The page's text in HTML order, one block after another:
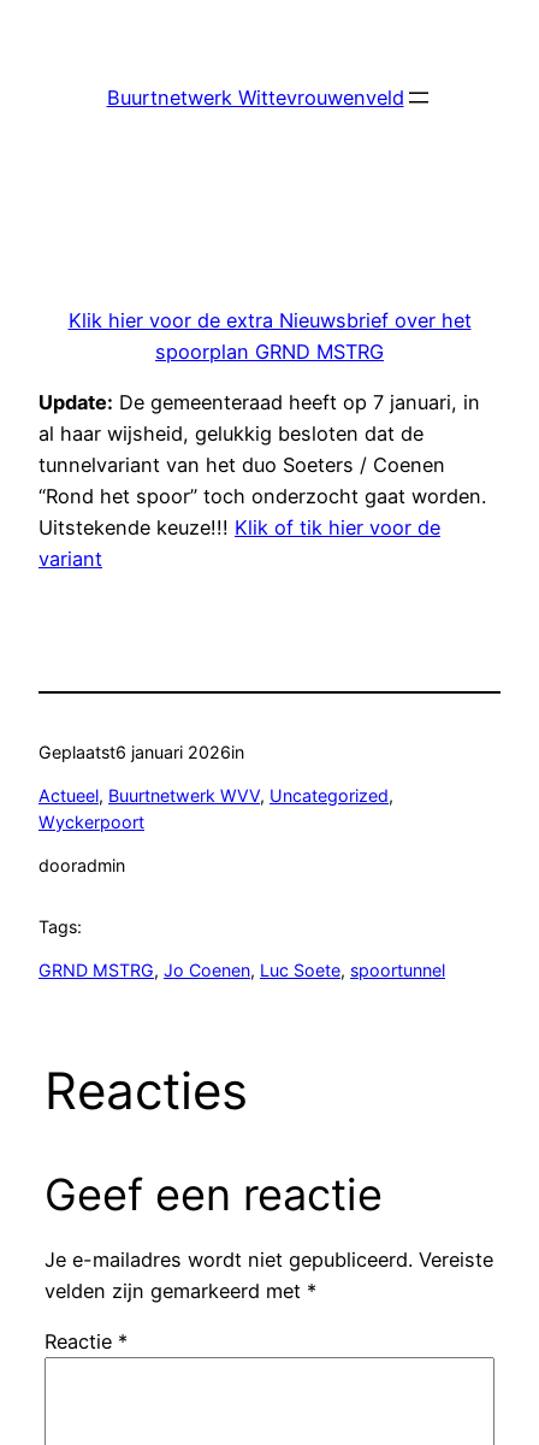
Buurtnetwerk Wittevrouwenveld
Klik hier voor de extra Nieuwsbrief over het
spoorplan GRND MSTRG
Update: De gemeenteraad heeft op 7 januari, in
al haar wijsheid, gelukkig besloten dat de
tunnelvariant van het duo Soeters / Coenen
“Rond het spoor” toch onderzocht gaat worden.
Uitstekende keuze!!! Klik of tik hier voor de
variant
Geplaatst6 januari 2026in
Actueel, Buurtnetwerk WVV, Uncategorized
Wyckerpoort
dooradmin
Tags:
GRND MSTRG, Jo Coenen, Luc Soete, spoortunnel
Reacties
Geef een reactie
Je e-mailadres wordt niet gepubliceerd. Vereiste
velden zijn gemarkeerd met *
Reactie *